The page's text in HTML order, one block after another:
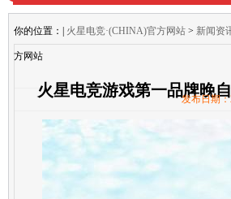
你的位置： 火星电竞·(CHINA)官方网站 > 新闻资
方网站
火星电竞游戏第一品牌晚
发布日期